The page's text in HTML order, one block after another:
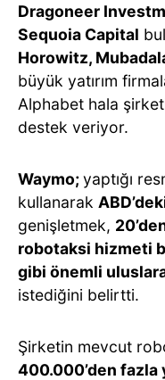
Dragoneer
Sequoia Capital
Horowitz,
büyük yatırım
Alphabet hala
destek veriyor.
Waymo;yaptığı
kullanarak
genişletmek,
robotaksi hizmeti
gibi önemli
istediğini belirtti.
Şirketin mevcut
400.000’den fazla